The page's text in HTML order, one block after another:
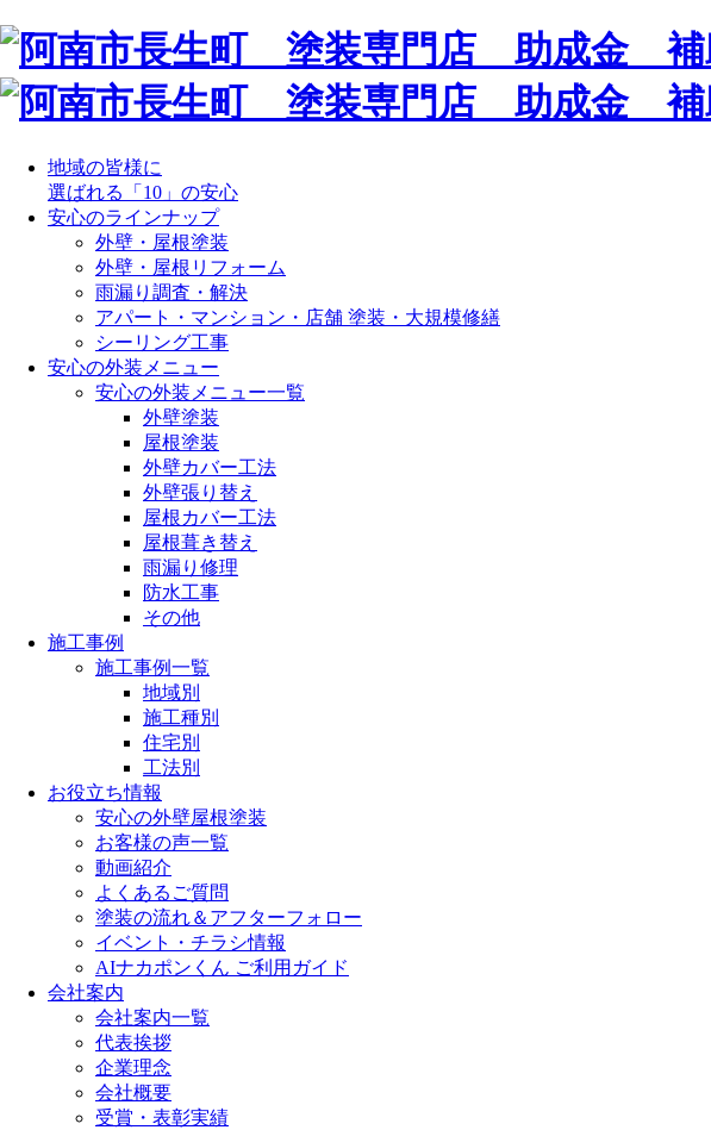
地域の皆様に
選ばれる「10」の安心
安心のラインナップ
外壁・屋根塗装
外壁・屋根リフォーム
雨漏り調査・解決
アパート・マンション・店舗 塗装・大規模修繕
シーリング工事
安心の外装メニュー
安心の外装メニュー一覧
外壁塗装
屋根塗装
外壁カバー工法
外壁張り替え
屋根カバー工法
屋根葺き替え
雨漏り修理
防水工事
その他
施工事例
施工事例一覧
地域別
施工種別
住宅別
工法別
お役立ち情報
安心の外壁屋根塗装
お客様の声一覧
動画紹介
よくあるご質問
塗装の流れ＆アフターフォロー
イベント・チラシ情報
AIナカポンくん ご利用ガイド
会社案内
会社案内一覧
代表挨拶
企業理念
会社概要
受賞・表彰実績